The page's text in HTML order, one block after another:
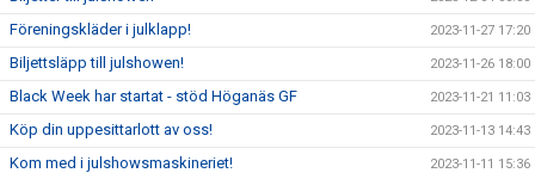
Föreningskläder i julklapp! 2023-11-27 17:20
Biljettsläpp till julshowen! 2023-11-26 18:00
Black Week har startat - stöd Höganäs GF 2023-11-21 11:03
Köp din uppesittarlott av oss! 2023-11-13 14:43
Kom med i julshowsmaskineriet! 2023-11-11 15:36